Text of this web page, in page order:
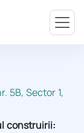
5B, Sector 1,
construirii: